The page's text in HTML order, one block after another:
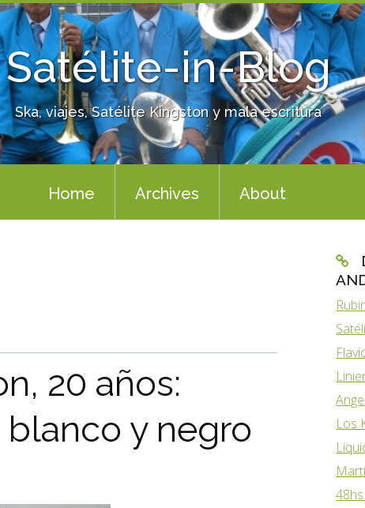
Satélite-in-Blog
Ska, viajes, Satélite Kingston y mala escritura
Home Archives About
20 años:
y negro
Los
48hs.